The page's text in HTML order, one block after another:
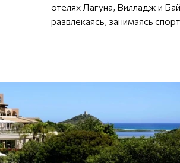
отелях Лагуна, Вилладж и
развлекаясь, занимаясь